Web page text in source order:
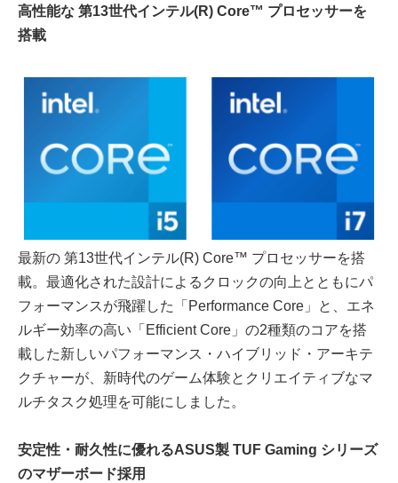
高性能な 第13世代インテル(R) Core™ プロセッサーを
搭載
最新の 第13世代インテル(R) Core™ プロセッサーを搭
載。最適化された設計によるクロックの向上とともにパ
フォーマンスが飛躍した「Performance Core」と、エネ
ルギー効率の高い「Efficient Core」の2種類のコアを搭
載した新しいパフォーマンス・ハイブリッド・アーキテ
クチャーが、新時代のゲーム体験とクリエイティブなマ
ルチタスク処理を可能にしました。
安定性・耐久性に優れるASUS製 TUF Gaming シリーズ
のマザーボード採用